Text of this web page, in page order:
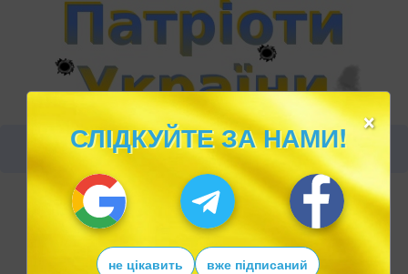
×
СЛІДКУЙТЕ ЗА НАМИ!
не цікавить вже підписаний